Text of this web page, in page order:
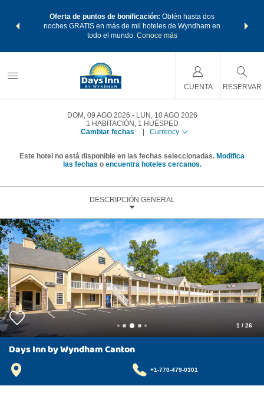
Oferta de puntos de bonificación:Obtén hasta dos
noches GRATIS en más de mil hoteles de Wyndham en
todo el mundo. Conoce más
de viaje
CUENTA RESERVAR
DOM, 09 AGO 2026
LUN, 10 AGO 2026
1 HABITACIÓN , 1 HUÉSPED
Cambiar fechas
Currency
Este hotel no está disponible en las fechas seleccionadas. Modifica
las fechas o encuentra hoteles cercanos.
DESCRIPCIÓN GENERAL
1 / 26
Days Inn by Wyndham Canton
+1-770-479-0301